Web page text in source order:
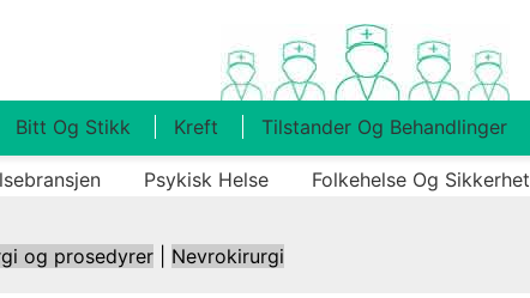
Bitt Og Stikk Kreft Tilstander Og Behandlinger
Psykisk Helse Folkehelse Og Sikkerhet
og prosedyrer Nevrokirurgi